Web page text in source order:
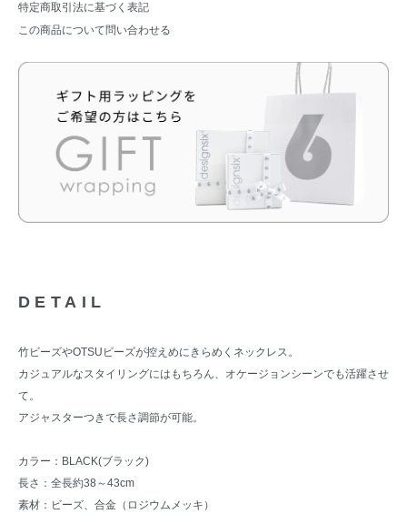
特定商取引法に基づく表記
この商品について問い合わせる
DETAIL
竹ビーズやOTSUビーズが控えめにきらめくネックレス。
カジュアルなスタイリングにはもちろん、オケージョンシーンでも活躍させ
て。
アジャスターつきで長さ調節が可能。
カラー：BLACK(ブラック)
長さ：全長約38～43cm
素材：ビーズ、合金（ロジウムメッキ）